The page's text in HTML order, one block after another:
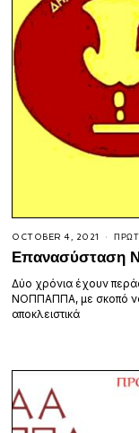
OCTOBER 4, 2021
Επανασύσταση
Δύο χρόνια έχουν
ΝΟΠΠΑΠΠΑ, με σκοπό να
αποκλειστικά